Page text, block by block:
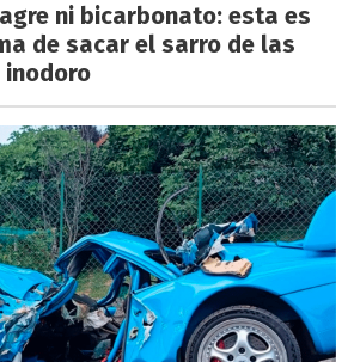
ni bicarbonato: esta es
de sacar el sarro de las
inodoro